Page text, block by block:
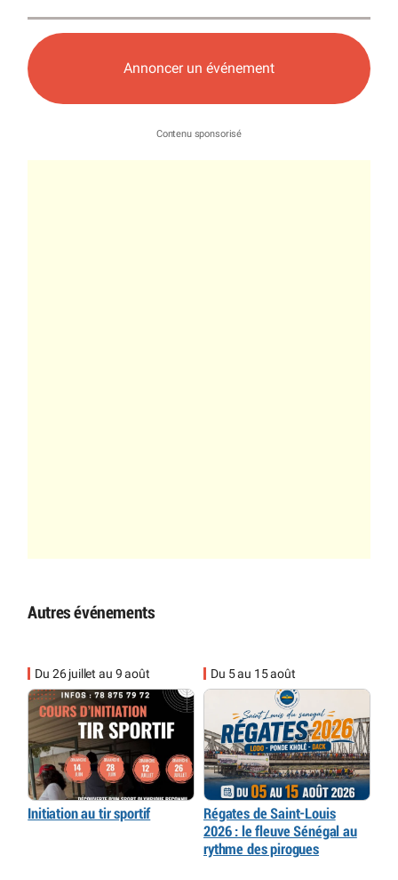
Annoncer un événement
Autres événements
Du 26 juillet au 9 août
Initiation au tir sportif
Du 5 au 15 août
Régates de Saint-Louis
2026 : le fleuve Sénégal au
rythme des pirogues